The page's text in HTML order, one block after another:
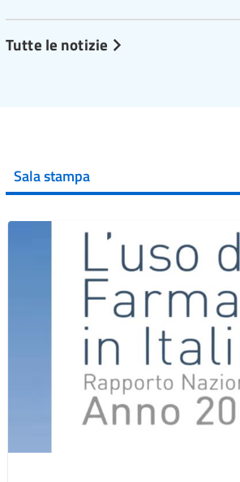
Tutte le notizie
Sala stampa